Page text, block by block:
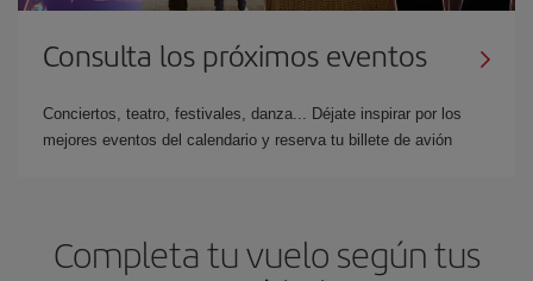
Consulta los próximos eventos
Conciertos, teatro, festivales, danza... Déjate inspirar por los
mejores eventos del calendario y reserva tu billete de avión
Completa tu vuelo según tus